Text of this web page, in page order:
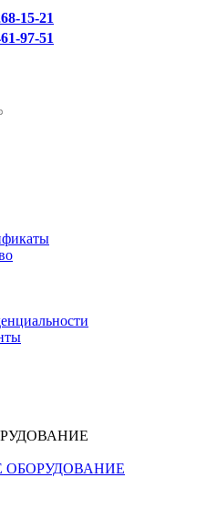
15-21
97-51
ОБОРУДОВАНИЕ